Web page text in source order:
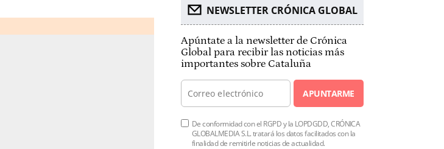
NEWSLETTER CRÓNICA GLOBAL
Apúntate a la newsletter de Crónica
Global para recibir las noticias más
importantes sobre Cataluña
APUNTARME
De conformidad con el RGPD y la LOPDGDD, CRÓNICA
GLOBALMEDIA S.L. tratará los datos facilitados con la
finalidad de remitirle noticias de actualidad.